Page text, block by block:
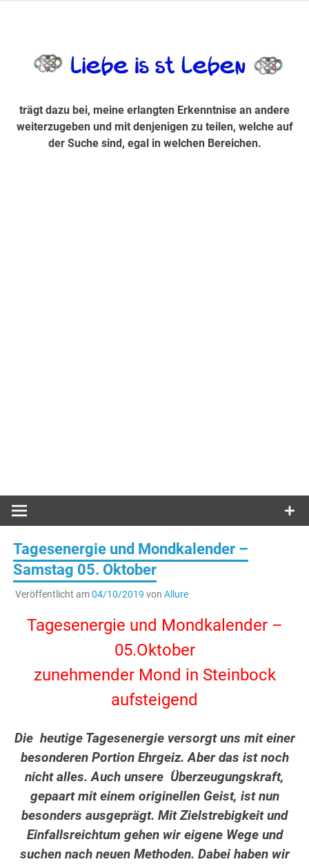
Suche sind, egal in welchen Bereichen.
trägt dazu bei, meine erlangten Erkenntnise an andere
weiterzugeben und mit denjenigen zu teilen, welche auf
der Suche sind, egal in welchen Bereichen.
Tagesenergie und Mondkalender –
Samstag 05. Oktober
Veröffentlicht am04/10/2019 von Allure
Tagesenergie und Mondkalender –
05.Oktober
zunehmender Mond in Steinbock
aufsteigend
Die heutige Tagesenergie versorgt uns mit einer
besonderen Portion Ehrgeiz. Aber das ist noch
nicht alles. Auch unsere Überzeugungskraft,
gepaart mit einem originellen Geist, ist nun
besonders ausgeprägt. Mit Zielstrebigkeit und
Einfallsreichtum gehen wir eigene Wege und
suchen nach neuen Methoden. Dabei haben wir